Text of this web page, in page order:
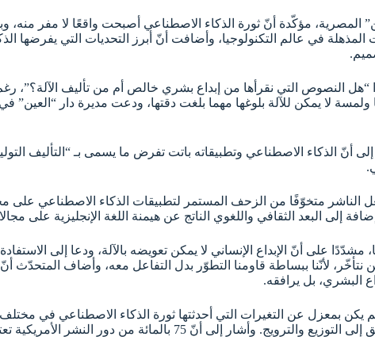
المصرية، مؤكّدة أنّ ثورة الذكاء الاصطناعي أصبحت واقعًا لا مفر
المذهلة في عالم التكنولوجيا، وأضافت أنّ أبرز التحديات التي
“هل النصوص التي نقرأها من إبداع بشري خالص أم من تأليف الآلة؟”، رغم
لا يمكن للآلة بلوغها مهما بلغت دقتها، ودعت مديرة دار “العين”
الناشر متخوّفًا من الزحف المستمر لتطبيقات الذكاء الاصطناعي على
إلى البعد الثقافي واللغوي الناتج عن هيمنة اللغة الإنجليزية على
على أنّ الإبداع الإنساني لا يمكن تعويضه بالآلة، ودعا إلى
نتأخّر، لأنّنا ببساطة قاومنا التطوّر بدل التفاعل معه، وأضاف المتحدّث
البشري، بل يرافقه.
بمعزل عن التغيرات التي أحدثتها ثورة الذكاء الاصطناعي في
دور النشر الأمريكية تعتمد اليوم على تقنيات الذكاء الاصطناعي.